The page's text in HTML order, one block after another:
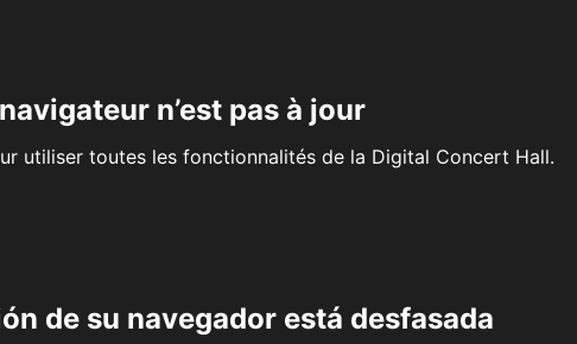
n’est pas à jour
utiliser toutes les fonctionnalités de la Digital Concert Hall.
de su navegador está desfasada